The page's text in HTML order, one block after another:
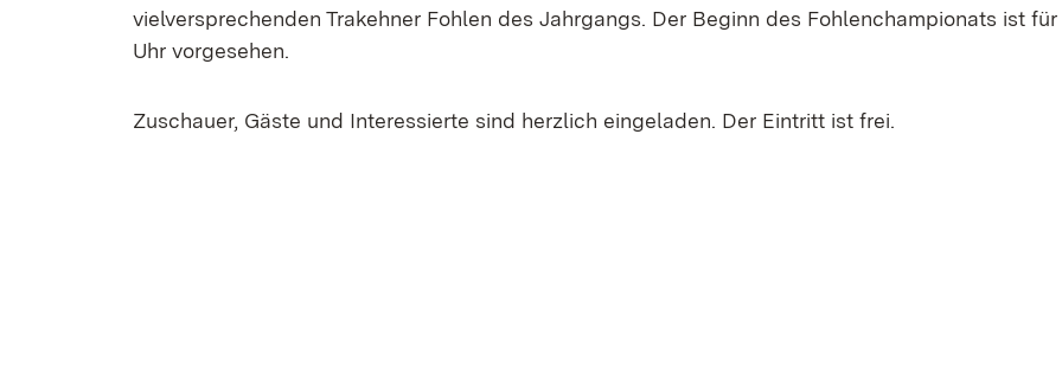
vielversprechenden Trakehner Fohlen des Jahrgangs. Der Beginn des Fohlenchampionats ist für
Uhr vorgesehen.
Zuschauer, Gäste und Interessierte sind herzlich eingeladen. Der Eintritt ist frei.